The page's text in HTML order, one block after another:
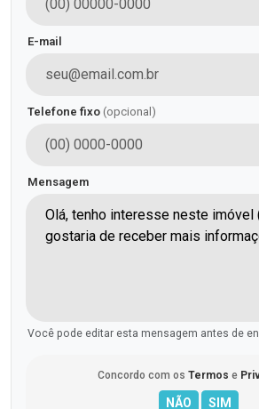
E-mail
Telefone fixo (opcional)
Mensagem
Você pode editar esta mensagem antes de
Concordo com os Termos e